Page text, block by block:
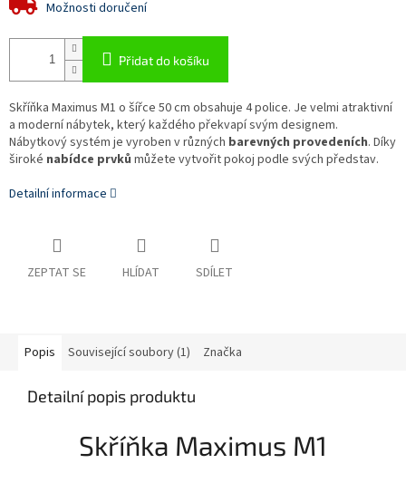
Možnosti doručení
Přidat do košíku
Skříňka Maximus M1 o šířce 50 cm obsahuje 4 police. Je velmi atraktivní
a moderní nábytek, který každého překvapí svým designem.
Nábytkový systém je vyroben v různých barevných provedeních. Díky
široké nabídce prvků můžete vytvořit pokoj podle svých představ.
Detailní informace
ZEPTAT SE HLÍDAT SDÍLET
Popis Související soubory (1) Značka
Detailní popis produktu
Skříňka Maximus M1